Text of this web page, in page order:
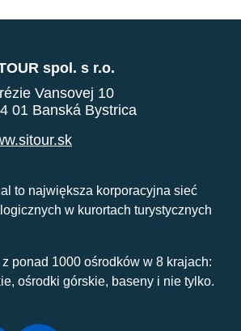
spol. s r.o.
Vansovej 10
01 Banská Bystrica
to największa korporacyjna sieć
w kurortach turystycznych
z ponad 1000 ośrodków w 8 krajach:
ośrodki górskie, baseny i nie tylko.